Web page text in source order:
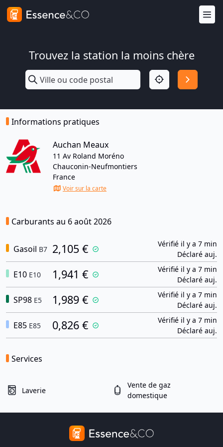
Trouvez la station la moins chère
Informations pratiques
Auchan Meaux
11 Av Roland Moréno
Chauconin-Neufmontiers
France
Voir sur la carte
Carburants au 6 août 2026
Gasoil B7 2,105 €
Vérifié il y a 7 min
Déclaré auj.
E10 E10 1,941 €
Vérifié il y a 7 min
Déclaré auj.
SP98 E5 1,989 €
Vérifié il y a 7 min
Déclaré auj.
E85 E85 0,826 €
Vérifié il y a 7 min
Déclaré auj.
Services
Laverie
Vente de gaz
domestique